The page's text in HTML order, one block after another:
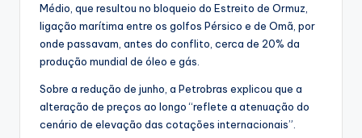
Médio, que resultou no bloqueio do Estreito de Ormuz,
ligação marítima entre os golfos Pérsico e de Omã, por
onde passavam, antes do conflito, cerca de 20% da
produção mundial de óleo e gás.
Sobre a redução de junho, a Petrobras explicou que a
alteração de preços ao longo “reflete a atenuação do
cenário de elevação das cotações internacionais”.